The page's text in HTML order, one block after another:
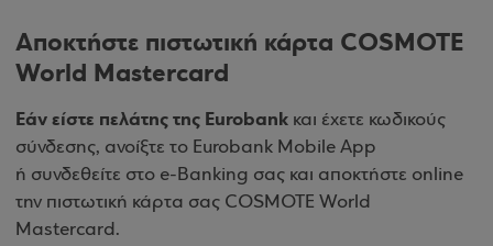
Αποκτήστε πιστωτική κάρτα COSMOTE
World Mastercard
Εάν είστε πελάτης της Eurobank και έχετε κωδικούς
σύνδεσης, ανοίξτε το Eurobank Mobile App
ή συνδεθείτε στο e-Banking σας και αποκτήστε online
την πιστωτική κάρτα σας COSMOTE World
Mastercard.